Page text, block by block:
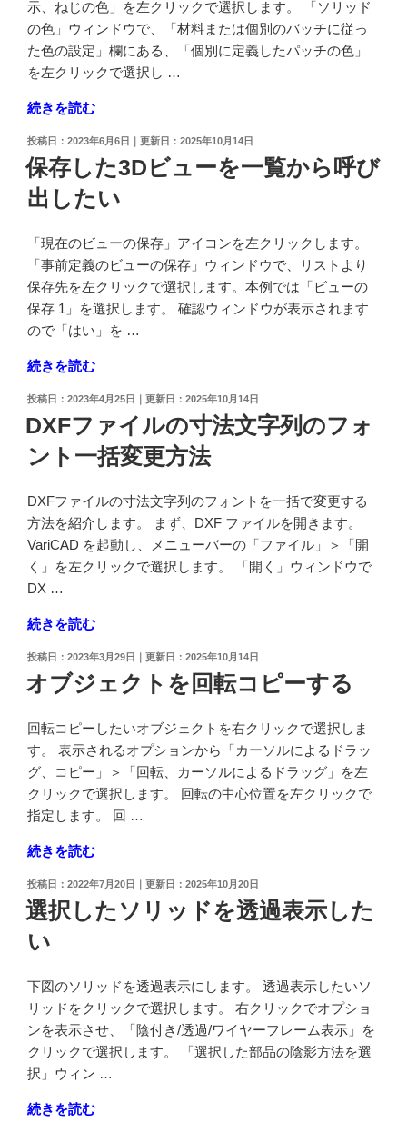
サ
イ
ズ
色
な
ど
の
共
の
設
定
を
複
の
PC
で
使
用
た
い"
の
示、ねじの色」を左クリックで選択します。 「ソリッド
の色」ウィンドウで、「材料または個別のバッチに従っ
た色の設定」欄にある、「個別に定義したパッチの色」
を左クリックで選択し …
"ソ
ッ
ド
の
面
の
パ
ッ
チ
と
に
を
設
し
た
い"
の
続きを読む
投
稿
日:
2023年6月6日 2025年10月14日
保存した3Dビューを一覧から呼び
出したい
「現在のビューの保存」アイコンを左クリックします。
「事前定義のビューの保存」ウィンドウで、リストより
保存先を左クリックで選択します。本例では「ビューの
保存 1」を選択します。 確認ウィンドウが表示されます
ので「はい」を …
"保
し
た
3D
ュ
ー
を
一
覧
ら
呼
び
出
た
い"
の
続きを読む
投
日:
2023年4月25日 2025年10月14日
DXFファイルの寸法文字列のフォ
ント一括変更方法
DXFファイルの寸法文字列のフォントを一括で変更する
方法を紹介します。 まず、DXF ファイルを開きます。
VariCAD を起動し、メニューバーの「ファイル」＞「開
く」を左クリックで選択します。 「開く」ウィンドウで
DX …
"DXF
ァ
イ
の
寸
法
文
字
列
の
フ
ォ
ト
括
変
更
方
法"
の
続きを読む
投
日:
2023年3月29日 2025年10月14日
オブジェクトを回転コピーする
回転コピーしたいオブジェクトを右クリックで選択しま
す。 表示されるオプションから「カーソルによるドラッ
グ、コピー」＞「回転、カーソルによるドラッグ」を左
クリックで選択します。 回転の中心位置を左クリックで
指定します。 回 …
"オ
ジ
ェ
ク
を
回
転
コ
ピ
す
続きを読む
投
稿
日:
2022年7月20日 2025年10月20日
選択したソリッドを透過表示した
い
下図のソリッドを透過表示にします。 透過表示したいソ
リッドをクリックで選択します。 右クリックでオプショ
ンを表示させ、「陰付き/透過/ワイヤーフレーム表示」を
クリックで選択します。 「選択した部品の陰影方法を選
択」ウィン …
"選
続きを読む